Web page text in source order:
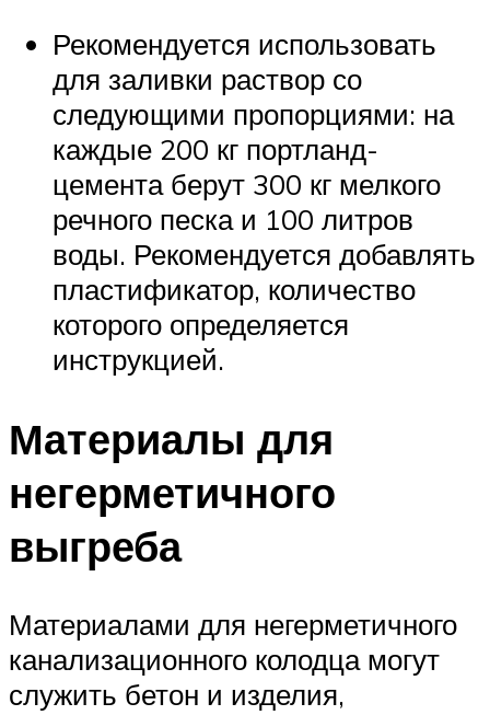
Рекомендуется использовать
для заливки раствор со
следующими пропорциями: на
каждые 200 кг портланд-
цемента берут 300 кг мелкого
речного песка и 100 литров
воды. Рекомендуется добавлять
пластификатор, количество
которого определяется
инструкцией.
Материалы для
негерметичного
выгреба
Материалами для негерметичного
канализационного колодца могут
служить бетон и изделия,